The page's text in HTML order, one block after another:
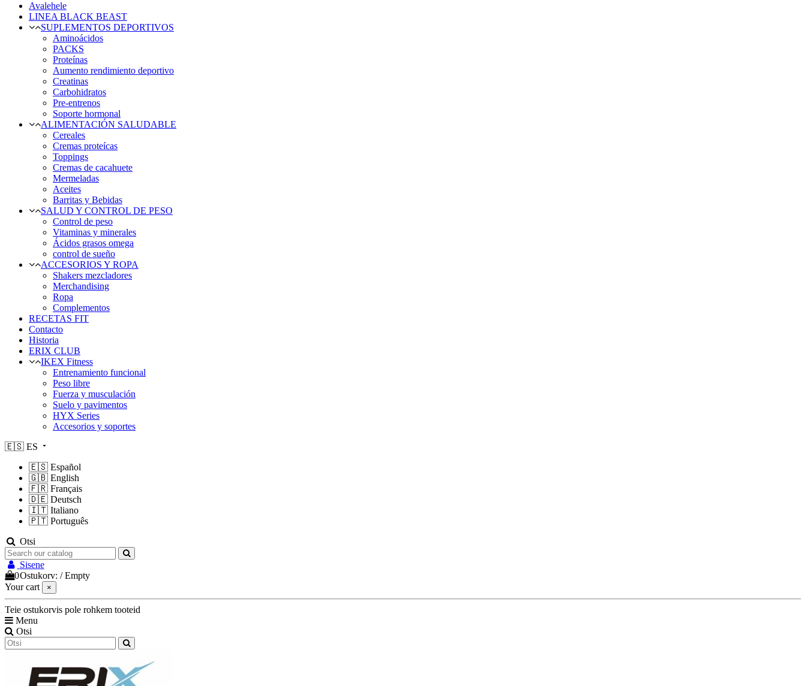
Avalehele
LINEA BLACK BEAST
SUPLEMENTOS DEPORTIVOS
Aminoácidos
PACKS
Proteínas
Aumento rendimiento deportivo
Creatinas
Carbohidratos
Pre-entrenos
Soporte hormonal
ALIMENTACIÓN SALUDABLE
Cereales
Cremas proteícas
Toppings
Cremas de cacahuete
Mermeladas
Aceites
Barritas y Bebidas
SALUD Y CONTROL DE PESO
Control de peso
Vitaminas y minerales
Ácidos grasos omega
control de sueño
ACCESORIOS Y ROPA
Shakers mezcladores
Merchandising
Ropa
Complementos
RECETAS FIT
Contacto
Historia
ERIX CLUB
IKEX Fitness
Entrenamiento funcional
Peso libre
Fuerza y musculación
Suelo y pavimentos
HYX Series
Accesorios y soportes
🇪🇸 ES
🇪🇸 Español
🇬🇧 English
🇫🇷 Français
🇩🇪 Deutsch
🇮🇹 Italiano
🇵🇹 Português
Otsi
Sisene
0Ostukorv: /Empty
Your cart
×
Teie ostukorvis pole rohkem tooteid
Menu
Otsi